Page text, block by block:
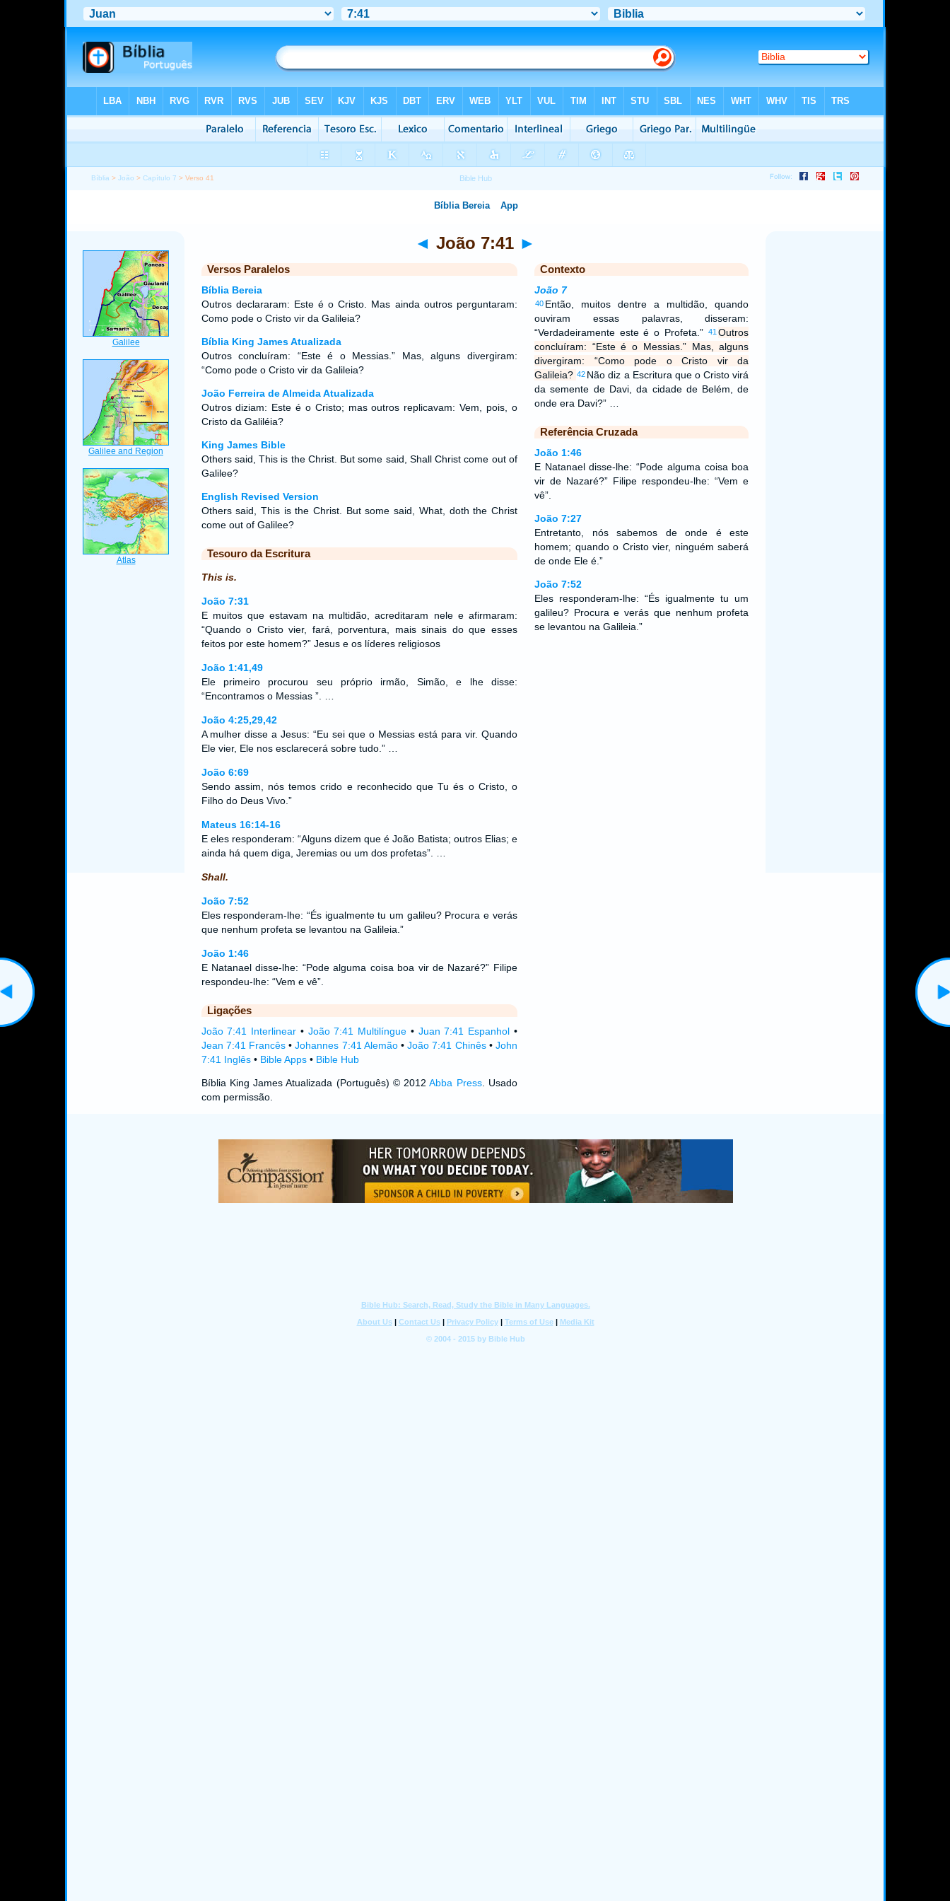
Bíblia >João >Capítulo 7 > Verso 41
◄ João 7:41 ►
Versos Paralelos
Bíblia Bereia
Outros declararam: Este é o Cristo. Mas ainda outros perguntaram:
Como pode o Cristo vir da Galileia?
Bíblia King James Atualizada
Outros concluíram: “Este é o Messias.” Mas, alguns divergiram:
“Como pode o Cristo vir da Galileia?
João Ferreira de Almeida Atualizada
Outros diziam: Este é o Cristo; mas outros replicavam: Vem, pois, o
Cristo da Galiléia?
King James Bible
Others said, This is the Christ. But some said, Shall Christ come out of
Galilee?
English Revised Version
Others said, This is the Christ. But some said, What, doth the Christ
come out of Galilee?
Tesouro da Escritura
This is.
João 7:31
E muitos que estavam na multidão, acreditaram nele e afirmaram:
“Quando o Cristo vier, fará, porventura, mais sinais do que esses
feitos por este homem?” Jesus e os líderes religiosos
João 1:41,49
Ele primeiro procurou seu próprio irmão, Simão, e lhe disse:
“Encontramos o Messias ”. …
João 4:25,29,42
A mulher disse a Jesus: “Eu sei que o Messias está para vir. Quando
Ele vier, Ele nos esclarecerá sobre tudo.” …
João 6:69
Sendo assim, nós temos crido e reconhecido que Tu és o Cristo, o
Filho do Deus Vivo.”
Mateus 16:14-16
E eles responderam: “Alguns dizem que é João Batista; outros Elias; e
ainda há quem diga, Jeremias ou um dos profetas”. …
Shall.
João 7:52
Eles responderam-lhe: “És igualmente tu um galileu? Procura e verás
que nenhum profeta se levantou na Galileia.”
João 1:46
E Natanael disse-lhe: “Pode alguma coisa boa vir de Nazaré?” Filipe
respondeu-lhe: “Vem e vê”.
Ligações
João 7:41 Interlinear • João 7:41 Multilíngue • Juan 7:41 Espanhol •
Jean 7:41 Francês•Johannes 7:41 Alemão•João 7:41 Chinês• John
7:41 Inglês• Bible Apps• Bible Hub
Bíblia King James Atualizada (Português) © 2012Abba Press. Usado
com permissão.
Contexto
João 7
40 Então, muitos dentre a multidão, quando
ouviram essas palavras, disseram:
“Verdadeiramente este é o Profeta.”
41 Outros
concluíram: “Este é o Messias.” Mas, alguns
divergiram: “Como pode o Cristo vir da
Galileia? 42 Não diz a Escritura que o Cristo virá
da semente de Davi, da cidade de Belém, de
onde era Davi?” …
Referência Cruzada
João 1:46
E Natanael disse-lhe: “Pode alguma coisa boa
vir de Nazaré?” Filipe respondeu-lhe: “Vem e
vê”.
João 7:27
Entretanto, nós sabemos de onde é este
homem; quando o Cristo vier, ninguém saberá
de onde Ele é.”
João 7:52
Eles responderam-lhe: “És igualmente tu um
galileu? Procura e verás que nenhum profeta
se levantou na Galileia.”